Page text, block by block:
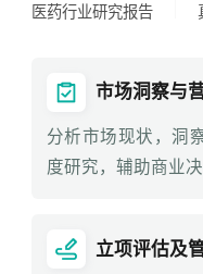
医药行业研究报告
市场洞察与
分析市场现状，洞
度研究，辅助商业决
立项评估及